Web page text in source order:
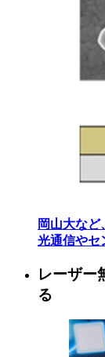
岡山大な
光通信やセ
レーザー
る